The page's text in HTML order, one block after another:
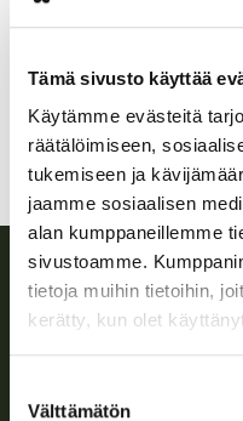
Tämä sivusto käyttää
Käytämme evästeitä
räätälöimiseen,
tukemiseen ja
jaamme sosiaalisen
alan kumppaneillemme
sivustoamme.
tietoja muihin tietoihin,
kerätty, kun olet
valinta
Välttämätön
Suomen
riistanhoitoyhdistysten